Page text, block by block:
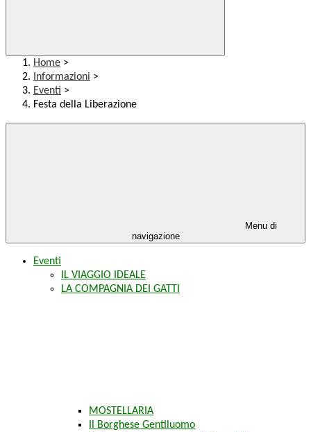
Home >
Informazioni >
Eventi >
Festa della Liberazione
Menu di
navigazione
Eventi
IL VIAGGIO IDEALE
LA COMPAGNIA DEI GATTI
MOSTELLARIA
Il Borghese Gentiluomo